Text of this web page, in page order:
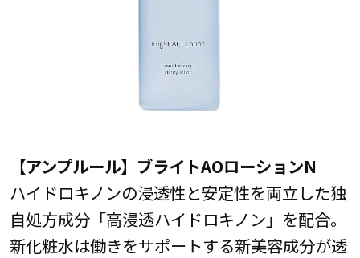
【アンプルール】ブライトAOローションN
ハイドロキノンの浸透性と安定性を両立した独
自処方成分「高浸透ハイドロキノン」を配合。
新化粧水は働きをサポートする新美容成分が透